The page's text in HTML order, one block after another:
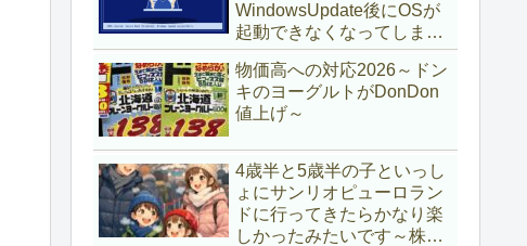
WindowsUpdate後にOSが
起動できなくなってしまい
復旧～
物価高への対応2026～ドン
キのヨーグルトがDonDon
値上げ～
4歳半と5歳半の子といっし
ょにサンリオピューロラン
ドに行ってきたらかなり楽
しかったみたいです～株主